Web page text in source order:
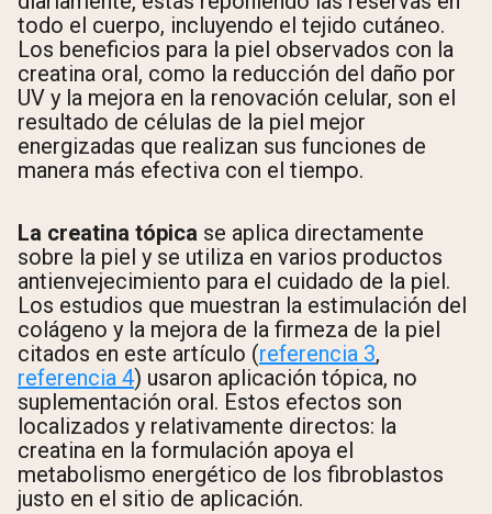
todo el cuerpo, incluyendo el tejido cutáneo.
Los beneficios para la piel observados con la
creatina oral, como la reducción del daño por
UV y la mejora en la renovación celular, son el
resultado de células de la piel mejor
energizadas que realizan sus funciones de
manera más efectiva con el tiempo.
La creatina tópica se aplica directamente
sobre la piel y se utiliza en varios productos
antienvejecimiento para el cuidado de la piel.
Los estudios que muestran la estimulación del
colágeno y la mejora de la firmeza de la piel
citados en este artículo (referencia 3,
referencia 4) usaron aplicación tópica, no
suplementación oral. Estos efectos son
localizados y relativamente directos: la
creatina en la formulación apoya el
metabolismo energético de los fibroblastos
justo en el sitio de aplicación.